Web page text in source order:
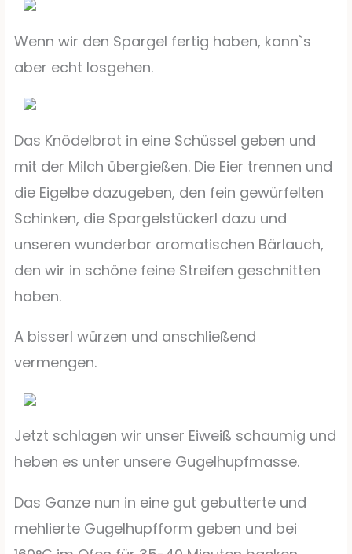
Wenn wir den Spargel fertig haben, kann`s
aber echt losgehen.
Das Knödelbrot in eine Schüssel geben und
mit der Milch übergießen. Die Eier trennen und
die Eigelbe dazugeben, den fein gewürfelten
Schinken, die Spargelstückerl dazu und
unseren wunderbar aromatischen Bärlauch,
den wir in schöne feine Streifen geschnitten
haben.
A bisserl würzen und anschließend
vermengen.
Jetzt schlagen wir unser Eiweiß schaumig und
heben es unter unsere Gugelhupfmasse.
Das Ganze nun in eine gut gebutterte und
mehlierte Gugelhupfform geben und bei